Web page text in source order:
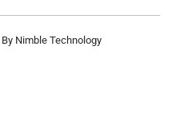
Nimble Technology